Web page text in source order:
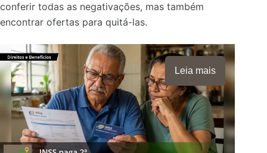
conferir todas as negativações, mas também
encontrar ofertas para quitá-las.
Leia mais